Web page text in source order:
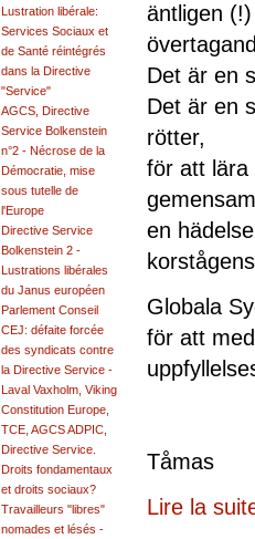
äntligen
Det är en
Det är en
rötter,
för att lära
en
Globala
för att
Lire la
Lustration libérale:
Services Sociaux et
de Santé réintégrés
dans la Directive
"Service"
AGCS, Directive
Service Bolkenstein
n°2 - Nécrose de la
Démocratie, mise
sous tutelle de
l'Europe
Directive Service
Bolkenstein 2 -
Lustrations libérales
du Janus européen
Parlement Conseil
CEJ: défaite forcée
des syndicats contre
la Directive Service -
Laval Vaxholm, Viking
Constitution Europe,
TCE, AGCS ADPIC,
Directive Service.
Droits fondamentaux
et droits sociaux?
Travailleurs "libres"
nomades et lésés -